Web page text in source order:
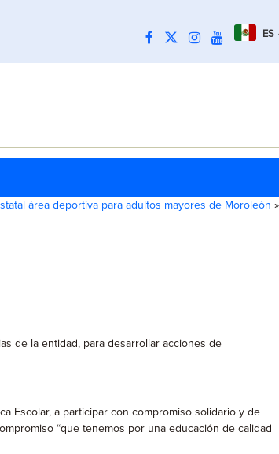
ES
área deportiva para adultos mayores de Moroleón »
de la entidad, para desarrollar acciones de
Escolar, a participar con compromiso solidario y de
“que tenemos por una educación de calidad